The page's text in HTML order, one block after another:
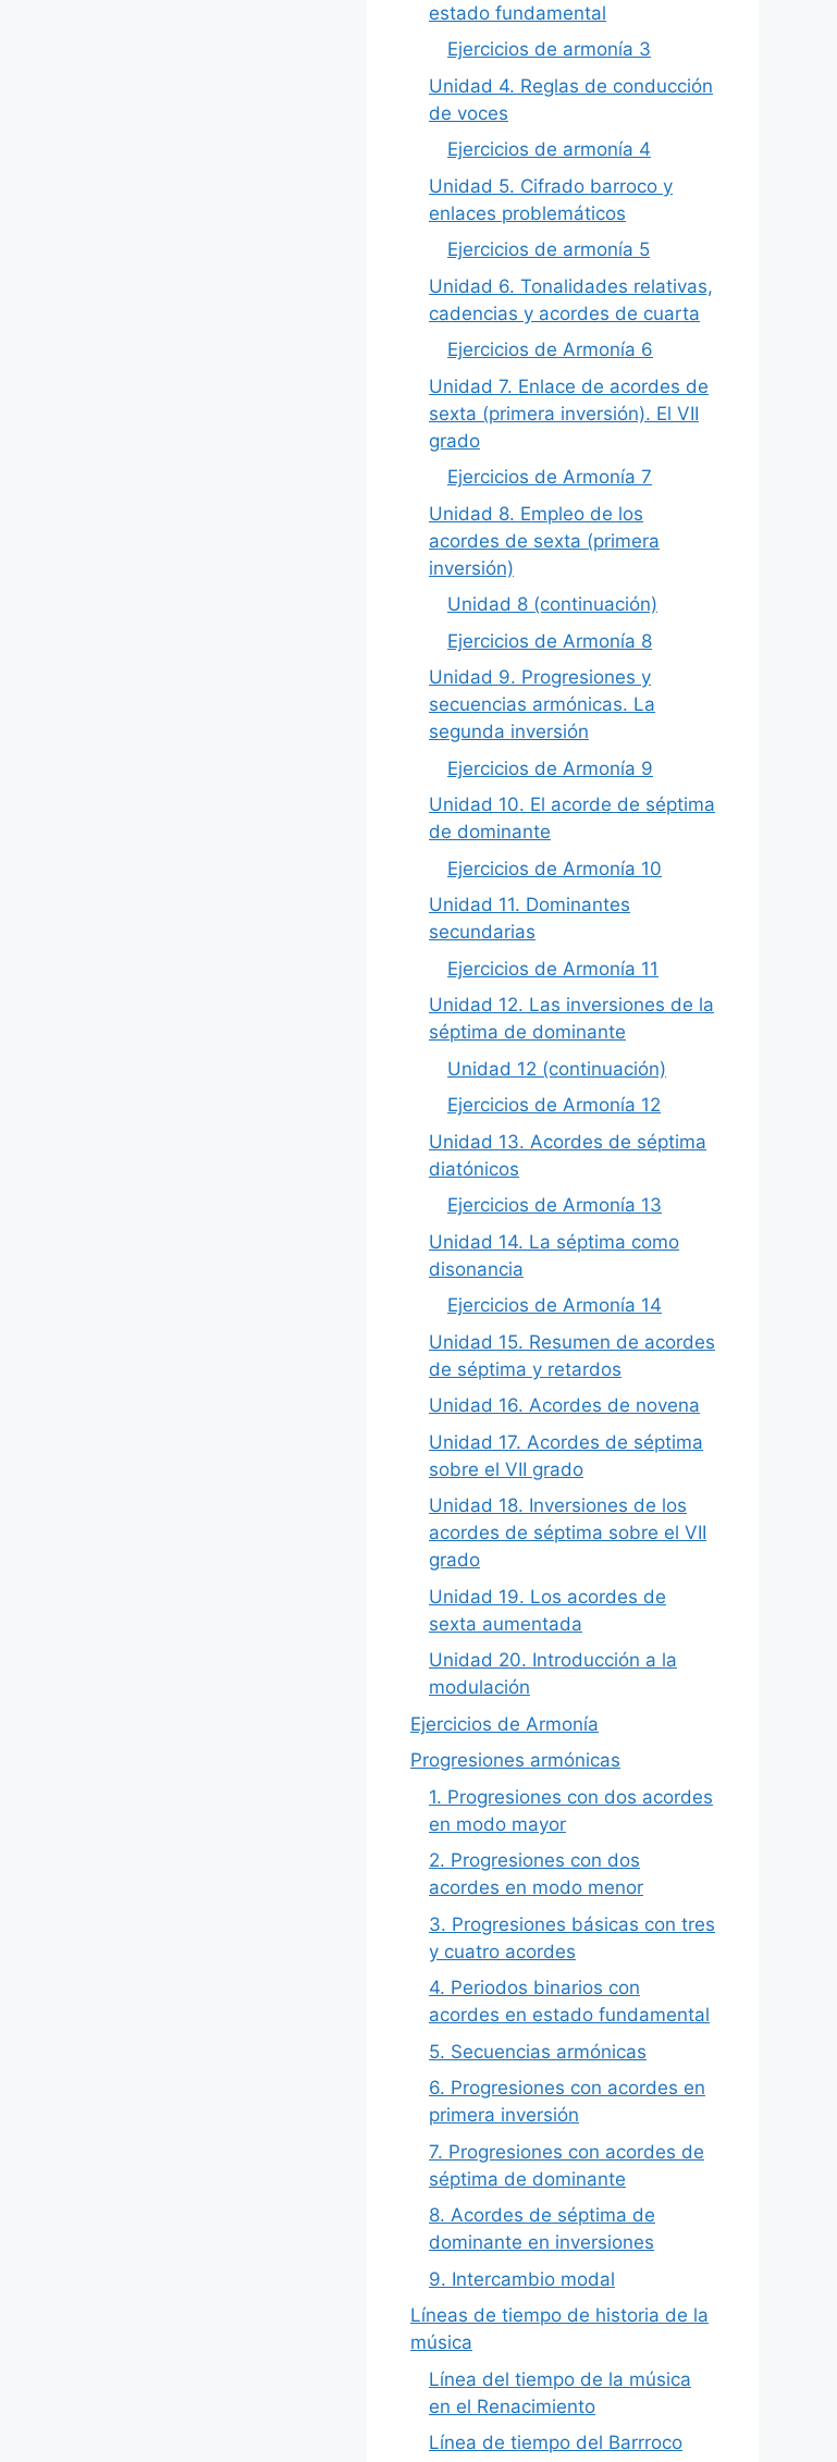
estado fundamental
Ejercicios de armonía 3
Unidad 4. Reglas de conducción
de voces
Ejercicios de armonía 4
Unidad 5. Cifrado barroco y
enlaces problemáticos
Ejercicios de armonía 5
Unidad 6. Tonalidades relativas,
cadencias y acordes de cuarta
Ejercicios de Armonía 6
Unidad 7. Enlace de acordes de
sexta (primera inversión). El VII
grado
Ejercicios de Armonía 7
Unidad 8. Empleo de los
acordes de sexta (primera
inversión)
Unidad 8 (continuación)
Ejercicios de Armonía 8
Unidad 9. Progresiones y
secuencias armónicas. La
segunda inversión
Ejercicios de Armonía 9
Unidad 10. El acorde de séptima
de dominante
Ejercicios de Armonía 10
Unidad 11. Dominantes
secundarias
Ejercicios de Armonía 11
Unidad 12. Las inversiones de la
séptima de dominante
Unidad 12 (continuación)
Ejercicios de Armonía 12
Unidad 13. Acordes de séptima
diatónicos
Ejercicios de Armonía 13
Unidad 14. La séptima como
disonancia
Ejercicios de Armonía 14
Unidad 15. Resumen de acordes
de séptima y retardos
Unidad 16. Acordes de novena
Unidad 17. Acordes de séptima
sobre el VII grado
Unidad 18. Inversiones de los
acordes de séptima sobre el VII
grado
Unidad 19. Los acordes de
sexta aumentada
Unidad 20. Introducción a la
modulación
Ejercicios de Armonía
Progresiones armónicas
1. Progresiones con dos acordes
en modo mayor
2. Progresiones con dos
acordes en modo menor
3. Progresiones básicas con tres
y cuatro acordes
4. Periodos binarios con
acordes en estado fundamental
5. Secuencias armónicas
6. Progresiones con acordes en
primera inversión
7. Progresiones con acordes de
séptima de dominante
8. Acordes de séptima de
dominante en inversiones
9. Intercambio modal
Líneas de tiempo de historia de la
música
Línea del tiempo de la música
en el Renacimiento
Línea de tiempo del Barrroco